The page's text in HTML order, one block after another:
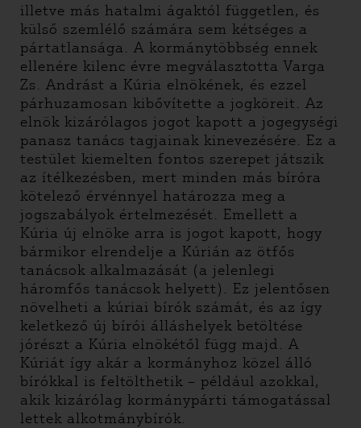
illetve más hatalmi ágaktól független, és
külső szemlélő számára sem kétséges a
pártatlansága. A kormánytöbbség ennek
ellenére kilenc évre megválasztotta Varga
Zs. Andrást a Kúria elnökének, és ezzel
párhuzamosan kibővítette a jogköreit. Az
elnök kizárólagos jogot kapott a jogegységi
panasz tanács tagjainak kinevezésére. Ez a
testület kiemelten fontos szerepet játszik
az ítélkezésben, mert minden más bíróra
kötelező érvénnyel határozza meg a
jogszabályok értelmezését. Emellett a
Kúria új elnöke arra is jogot kapott, hogy
bármikor elrendelje a Kúrián az ötfős
tanácsok alkalmazását (a jelenlegi
háromfős tanácsok helyett). Ez jelentősen
növelheti a kúriai bírók számát, és az így
keletkező új bírói álláshelyek betöltése
jórészt a Kúria elnökétől függ majd. A
Kúriát így akár a kormányhoz közel álló
bírókkal is feltölthetik – például azokkal,
akik kizárólag kormánypárti támogatással
lettek alkotmánybírók.